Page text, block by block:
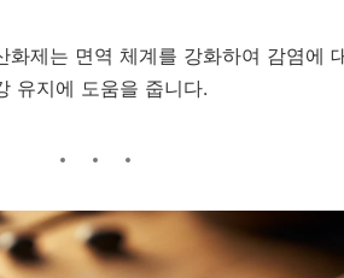
제는 면역 체계를 강화하여 감염에
유지에 도움을 줍니다.